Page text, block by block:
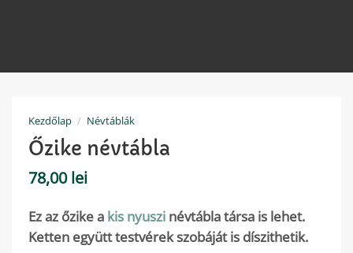
Kezdőlap / Névtáblák
Őzike névtábla
78,00lei
Ez az őzike a kis nyuszinévtábla társa is lehet.
Ketten együtt testvérek szobáját is díszithetik.